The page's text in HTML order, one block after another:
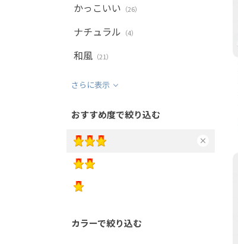
かっこいい （26）
ナチュラル （4）
和風 （21）
さらに表示
おすすめ度で絞り込む
カラーで絞り込む